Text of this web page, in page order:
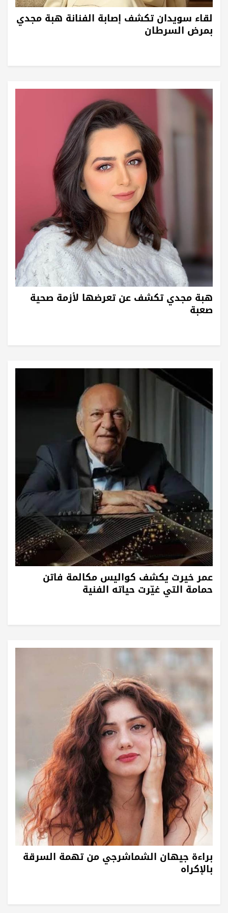
لقاء سويدان تكشف إصابة الفنانة هبة مجدي
بمرض السرطان
هبة مجدي تكشف عن تعرضها لأزمة صحية
صعبة
عمر خيرت يكشف كواليس مكالمة فاتن
حمامة التي غيّرت حياته الفنية
براءة جيهان الشماشرجي من تهمة السرقة
بالإكراه